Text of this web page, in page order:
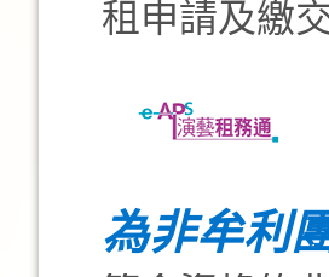
租申請及繳
為非牟利